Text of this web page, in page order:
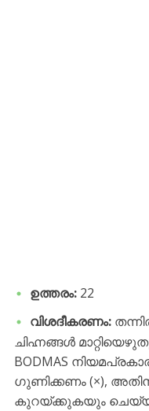
ഉത്തരം:22
വിശദീകരണം:
ചിഹ്നങ്ങൾ
BODMAS
ഗുണിക്കണം (×),
കുറയ്ക്കുകയും